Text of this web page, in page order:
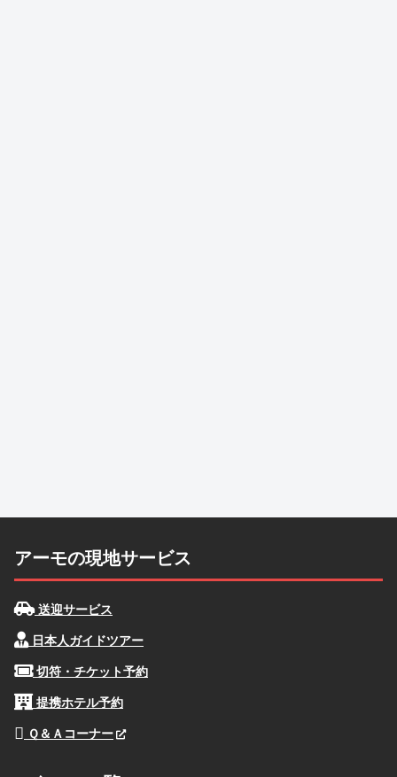
アーモの現地サービス
送迎サービス
日本人ガイドツアー
切符・チケット予約
提携ホテル予約
Ｑ＆Ａコーナー